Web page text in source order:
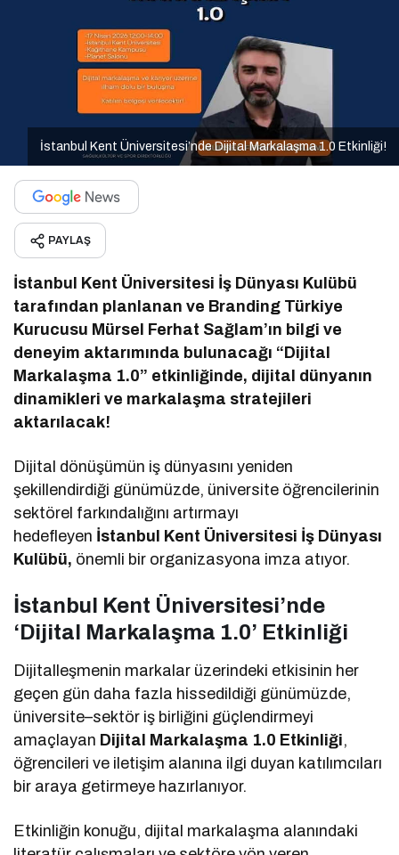
İstanbul Kent Üniversitesi’nde Dijital Markalaşma 1.0 Etkinliği!
PAYLAŞ
İstanbul Kent Üniversitesi İş Dünyası Kulübü
tarafından planlanan ve Branding Türkiye
Kurucusu Mürsel Ferhat Sağlam’ın bilgi ve
deneyim aktarımında bulunacağı “Dijital
Markalaşma 1.0” etkinliğinde, dijital dünyanın
dinamikleri ve markalaşma stratejileri
aktarılacak!
Dijital dönüşümün iş dünyasını yeniden
şekillendirdiği günümüzde, üniversite öğrencilerinin
sektörel farkındalığını artırmayı
hedefleyen İstanbul Kent Üniversitesi İş Dünyası
Kulübü, önemli bir organizasyona imza atıyor.
İstanbul Kent Üniversitesi’nde
‘Dijital Markalaşma 1.0’ Etkinliği
Dijitalleşmenin markalar üzerindeki etkisinin her
geçen gün daha fazla hissedildiği günümüzde,
üniversite–sektör iş birliğini güçlendirmeyi
amaçlayan Dijital Markalaşma 1.0 Etkinliği,
öğrencileri ve iletişim alanına ilgi duyan katılımcıları
bir araya getirmeye hazırlanıyor.
Etkinliğin konuğu, dijital markalaşma alanındaki